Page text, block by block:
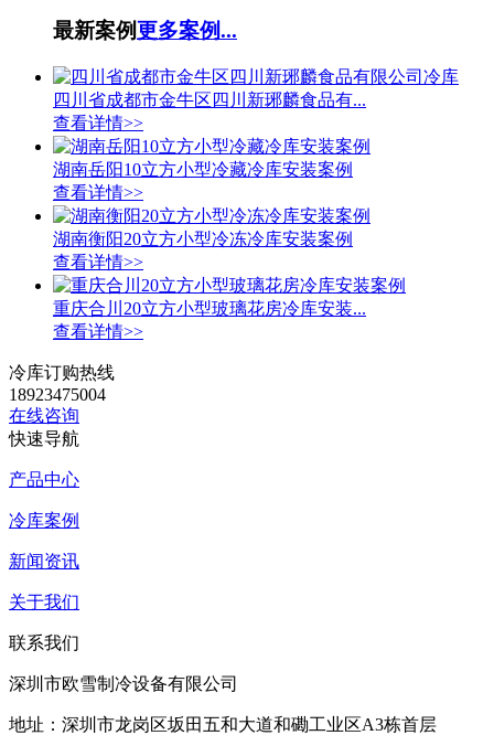
最新案例更多案例...
四川省成都市金牛区四川新琊麟食品有...
查看详情>>
湖南岳阳10立方小型冷藏冷库安装案例
查看详情>>
湖南衡阳20立方小型冷冻冷库安装案例
查看详情>>
重庆合川20立方小型玻璃花房冷库安装...
查看详情>>
冷库订购热线
18923475004
在线咨询
快速导航
产品中心
冷库案例
新闻资讯
关于我们
联系我们
深圳市欧雪制冷设备有限公司
地址：深圳市龙岗区坂田五和大道和磡工业区A3栋首层